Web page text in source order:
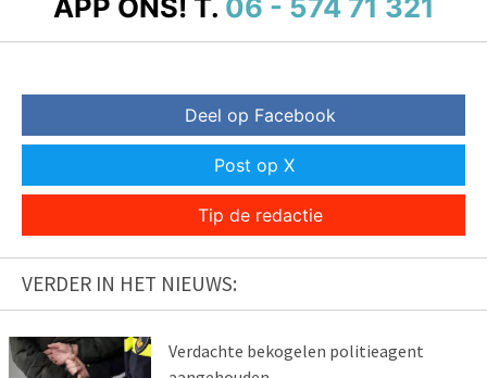
APP ONS! T. 06 - 574 71 321
Deel op Facebook
Post op X
Tip de redactie
VERDER IN HET NIEUWS:
Verdachte bekogelen politieagent